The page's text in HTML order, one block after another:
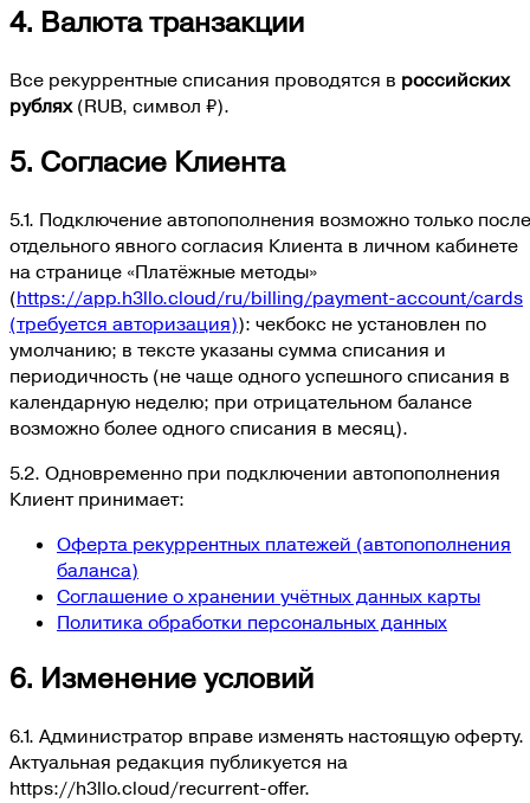
4. Валюта транзакции
Все рекуррентные списания проводятся в российских
рублях(RUB, символ ₽).
5. Согласие Клиента
5.1. Подключение автопополнения возможно только после
отдельного явного согласия Клиента в личном кабинете
на странице «Платёжные методы»
(https://app.h3llo.cloud/ru/billing/payment-account/cards
(требуется авторизация)): чекбокс не установлен по
умолчанию; в тексте указаны сумма списания и
периодичность (не чаще одного успешного списания в
календарную неделю; при отрицательном балансе
возможно более одного списания в месяц).
5.2. Одновременно при подключении автопополнения
Клиент принимает:
Оферта рекуррентных платежей (автопополнения
баланса)
Соглашение о хранении учётных данных карты
Политика обработки персональных данных
6. Изменение условий
6.1. Администратор вправе изменять настоящую оферту.
Актуальная редакция публикуется на
https://h3llo.cloud/recurrent-offer.